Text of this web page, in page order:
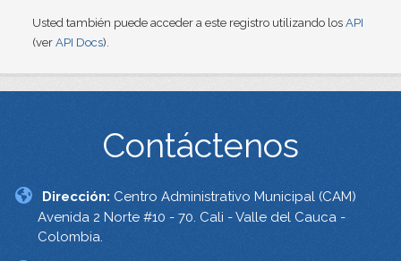
Usted también puede acceder a este registro utilizando los API
(ver API Docs).
Contáctenos
Dirección: Centro Administrativo Municipal (CAM)
Avenida 2 Norte #10 - 70. Cali - Valle del Cauca -
Colombia.